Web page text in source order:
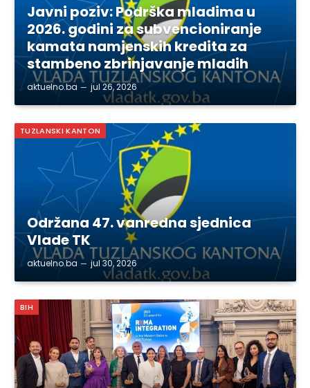
Javni poziv: Podrška mladima u
2026. godini za subvencioniranje
kamata namjenskih kredita za
stambeno zbrinjavanje mladih
aktuelno.ba jul 26, 2026
TUZLANSKI KANTON
Održana 47. vanredna sjednica
Vlade TK
aktuelno.ba jul 30, 2026
BIH